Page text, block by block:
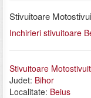
Stivuitoare
Inchirieri stivuitoare
Stivuitoare
Judet: Bihor
Localitate: Beius